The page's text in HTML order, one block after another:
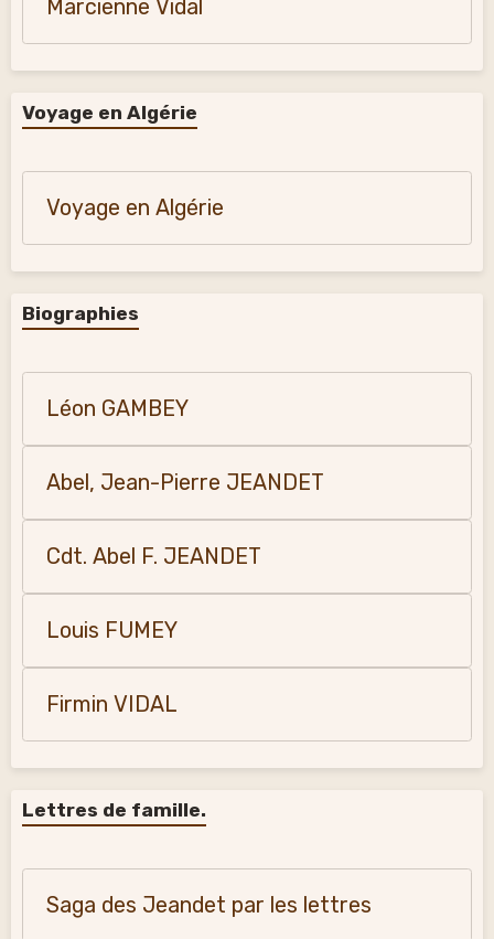
Marcienne Vidal
Voyage en Algérie
Voyage en Algérie
Biographies
Léon GAMBEY
Abel, Jean-Pierre JEANDET
Cdt. Abel F. JEANDET
Louis FUMEY
Firmin VIDAL
Lettres de famille.
Saga des Jeandet par les lettres